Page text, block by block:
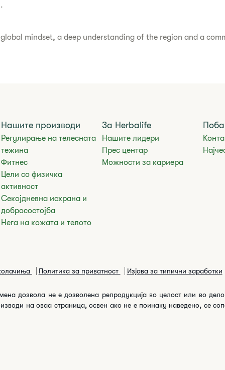
mindset, a deep understanding of the region and a
Нашите производи
Регулирање на телесната
тежина
Фитнес
Цели со физичка
активност
Секојдневна исхрана и
добросостојба
Нега на кожата и телото
За Herbalife
Нашите лидери
Прес центар
Можности за кариера
Политика за приватност Изјава за типични заработки
дозвола не е дозволена репродукција во целост или во
на оваа страница, освен ако не е поинаку наведено, се